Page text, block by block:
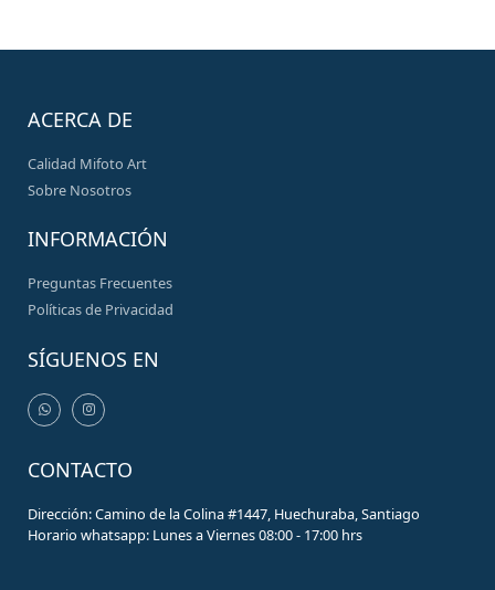
ACERCA DE
Calidad Mifoto Art
Sobre Nosotros
INFORMACIÓN
Preguntas Frecuentes
Políticas de Privacidad
SÍGUENOS EN
CONTACTO
Dirección: Camino de la Colina #1447, Huechuraba, Santiago
Horario whatsapp: Lunes a Viernes 08:00 - 17:00 hrs